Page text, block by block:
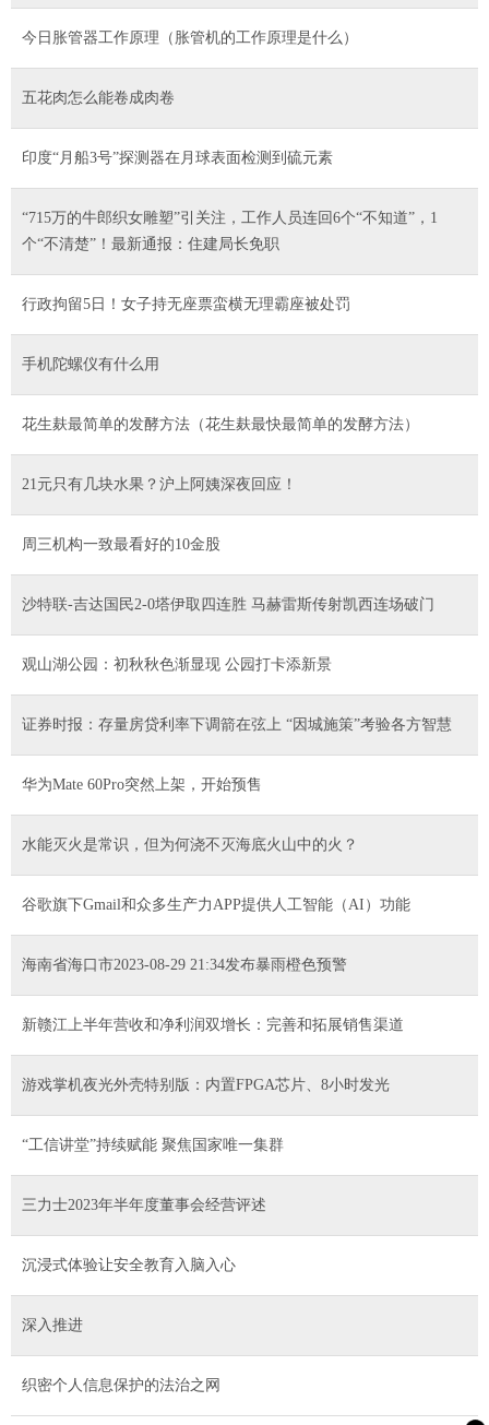
今日胀管器工作原理（胀管机的工作原理是什么）
五花肉怎么能卷成肉卷
印度“月船3号”探测器在月球表面检测到硫元素
“715万的牛郎织女雕塑”引关注，工作人员连回6个“不知道”，1
个“不清楚”！最新通报：住建局长免职
行政拘留5日！女子持无座票蛮横无理霸座被处罚
手机陀螺仪有什么用
花生麸最简单的发酵方法（花生麸最快最简单的发酵方法）
21元只有几块水果？沪上阿姨深夜回应！
周三机构一致最看好的10金股
沙特联-吉达国民2-0塔伊取四连胜 马赫雷斯传射凯西连场破门
观山湖公园：初秋秋色渐显现 公园打卡添新景
证券时报：存量房贷利率下调箭在弦上 “因城施策”考验各方智慧
华为Mate 60Pro突然上架，开始预售
水能灭火是常识，但为何浇不灭海底火山中的火？
谷歌旗下Gmail和众多生产力APP提供人工智能（AI）功能
海南省海口市2023-08-29 21:34发布暴雨橙色预警
新赣江上半年营收和净利润双增长：完善和拓展销售渠道
游戏掌机夜光外壳特别版：内置FPGA芯片、8小时发光
“工信讲堂”持续赋能 聚焦国家唯一集群
三力士2023年半年度董事会经营评述
沉浸式体验让安全教育入脑入心
深入推进
织密个人信息保护的法治之网